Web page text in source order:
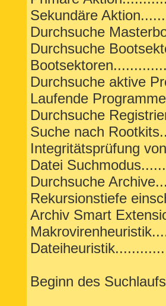
Sekundäre
Durchsuche
Durchsuche
Durchsuche aktive
Laufende
Durchsuche
Suche nach
Integritätsprüfung
Datei
Durchsuche
Rekursionstiefe
Archiv Smart
Beginn des